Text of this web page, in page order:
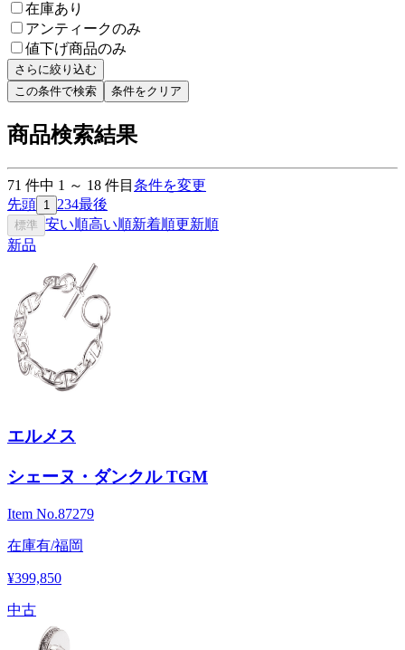
在庫あり
アンティークのみ
値下げ商品のみ
さらに絞り込む
この条件で検索
条件をクリア
商品検索結果
71 件中 1 ～ 18 件目 条件を変更
先頭 1 234最後
標準 安い順高い順新着順更新順
新品
エルメス
シェーヌ・ダンクル TGM
Item No.87279
在庫有/福岡
¥399,850
中古